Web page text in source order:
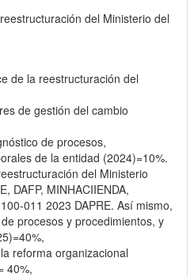
del Ministerio del
de la reestructuración del
de gestión del cambio
de procesos,
de la entidad (2024)=10%.
del Ministerio
DAFP, MINHACIIENDA,
011 2023 DAPRE. Así mismo,
procesos y procedimientos, y
reforma organizacional
40%,